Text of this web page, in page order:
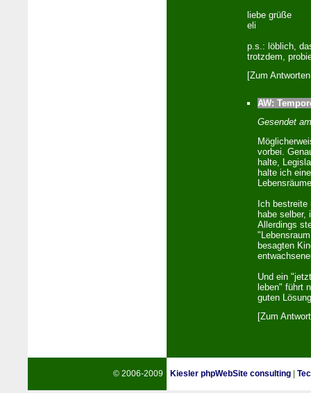
liebe grüße
eli
p.s.: löblich,
trotzdem,
[Zum
AW:
Gesendet am
vorbei.
halte,
halte ich
Ich bestreite
habe selber,
Allerdings
besagten
Und ein
leben" führt
guten
[Zum
© 2006-2009 Kiesler phpWebSite consulting